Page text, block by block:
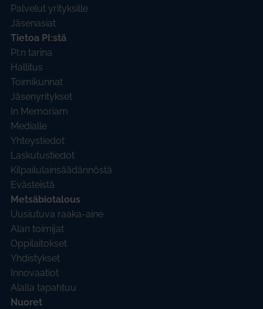
Palvelut yrityksille
Jäsenasiat
Tietoa PI:stä
PI:n tarina
Hallitus
Toimikunnat
Jäsenyritykset
In Memoriam
Medialle
Yhteystiedot
Laskutustiedot
Kilpailulainsäädännöstä
Evästeistä
Metsäbiotalous
Uusiutuva raaka-aine
Alan toimijat
Oppilaitokset
Yhdistykset
Innovaatiot
Alalla tapahtuu
Nuoret